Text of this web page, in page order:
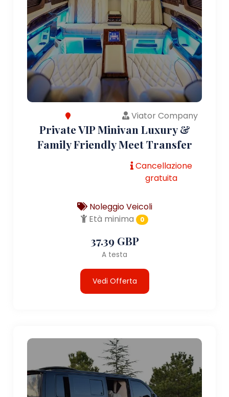
Viator Company
Private VIP Minivan Luxury &
Family Friendly Meet Transfer
Cancellazione
gratuita
Noleggio Veicoli
Età minima
0
37.39 GBP
A testa
Vedi Offerta